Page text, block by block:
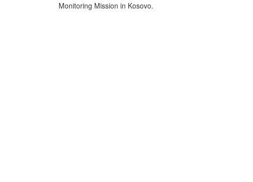
Monitoring Mission in Kosovo.